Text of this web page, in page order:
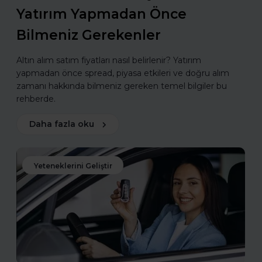
Yatırım Yapmadan Önce
Bilmeniz Gerekenler
Altın alım satım fiyatları nasıl belirlenir? Yatırım
yapmadan önce spread, piyasa etkileri ve doğru alım
zamanı hakkında bilmeniz gereken temel bilgiler bu
rehberde.
Daha fazla oku
Yeteneklerini Geliştir